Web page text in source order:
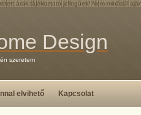
árak tájékoztató jellegűek! Nem minősül
Design
szeretem
elvihető Kapcsolat